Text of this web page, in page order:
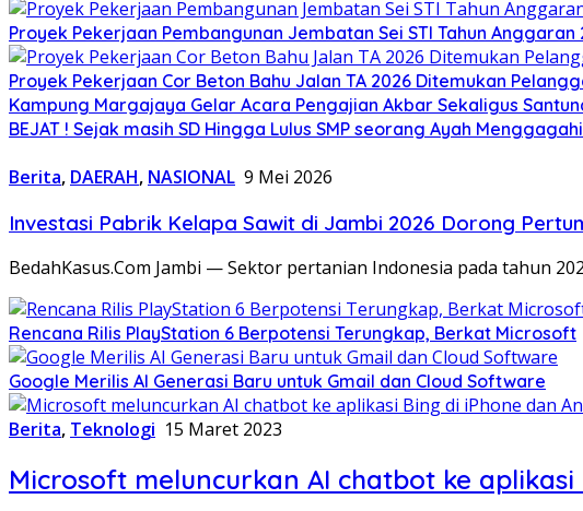
Proyek Pekerjaan Pembangunan Jembatan Sei STI Tahun
Proyek Pekerjaan Cor Beton Bahu Jalan TA 2026 Ditemukan
Kampung Margajaya Gelar Acara Pengajian Akbar Sekaligus
BEJAT ! Sejak masih SD Hingga Lulus SMP seorang Ayah
Berita, DAERAH, NASIONAL 9 Mei 2026
Investasi Pabrik Kelapa Sawit di Jambi 2026 Dorong
BedahKasus.Com Jambi — Sektor pertanian Indonesia pada tahun
Rencana Rilis PlayStation 6 Berpotensi Terungkap, Berkat Microsoft
Google Merilis AI Generasi Baru untuk Gmail dan Cloud Software
Berita, Teknologi 15 Maret 2023
Microsoft meluncurkan AI chatbot ke